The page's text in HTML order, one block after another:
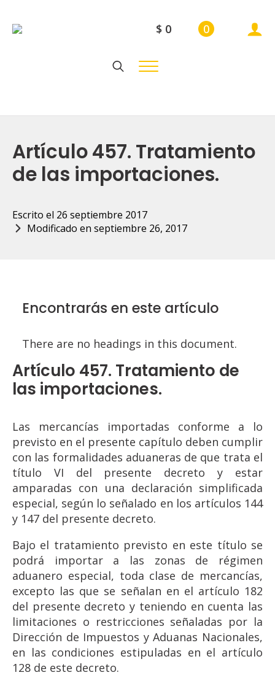
$ 0 0
Artículo 457. Tratamiento
de las importaciones.
Escrito el 26 septiembre 2017
Modificado en septiembre 26, 2017
Encontrarás en este artículo
There are no headings in this document.
Artículo 457. Tratamiento de
las importaciones.
Las mercancías importadas conforme a lo
previsto en el presente capítulo deben cumplir
con las formalidades aduaneras de que trata el
título VI del presente decreto y estar
amparadas con una declaración simplificada
especial, según lo señalado en los artículos 144
y 147 del presente decreto.
Bajo el tratamiento previsto en este título se
podrá importar a las zonas de régimen
aduanero especial, toda clase de mercancías,
excepto las que se señalan en el artículo 182
del presente decreto y teniendo en cuenta las
limitaciones o restricciones señaladas por la
Dirección de Impuestos y Aduanas Nacionales,
en las condiciones estipuladas en el artículo
128 de este decreto.